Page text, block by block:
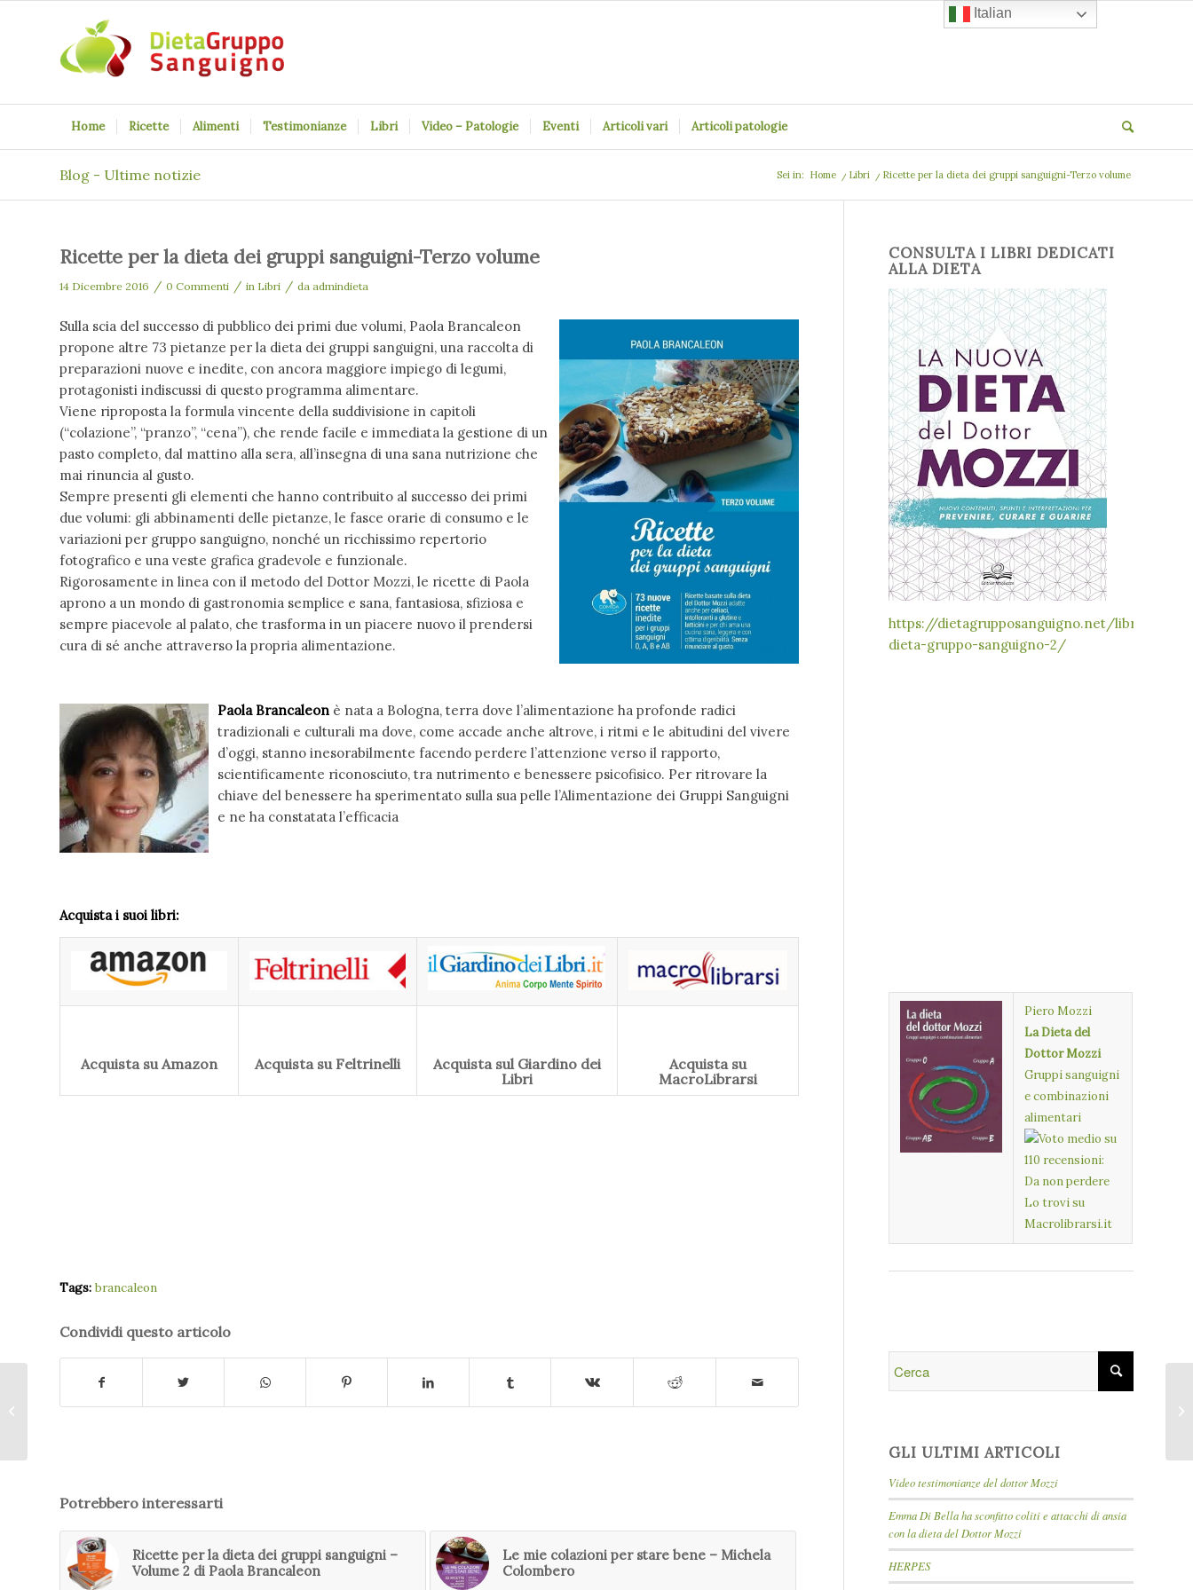
Home Ricette Alimenti Testimonianze Libri Video – Patologie Eventi Articoli vari Articoli patologie
Blog - Ultime notizie Sei in: Home / Libri / Ricette per la dieta dei gruppi sanguigni-Terzo volume
Ricette per la dieta dei gruppi sanguigni-Terzo volume
14 Dicembre 2016 / 0 Commenti / in Libri / da admindieta
Sulla scia del successo di pubblico dei primi due volumi, Paola Brancaleon
propone altre 73 pietanze per la dieta dei gruppi sanguigni, una raccolta di
preparazioni nuove e inedite, con ancora maggiore impiego di legumi,
protagonisti indiscussi di questo programma alimentare.
Viene riproposta la formula vincente della suddivisione in capitoli
(“colazione”, “pranzo”, “cena”), che rende facile e immediata la gestione di un
pasto completo, dal mattino alla sera, all’insegna di una sana nutrizione che
mai rinuncia al gusto.
Sempre presenti gli elementi che hanno contribuito al successo dei primi
due volumi: gli abbinamenti delle pietanze, le fasce orarie di consumo e le
variazioni per gruppo sanguigno, nonché un ricchissimo repertorio
fotografico e una veste grafica gradevole e funzionale.
Rigorosamente in linea con il metodo del Dottor Mozzi, le ricette di Paola
aprono a un mondo di gastronomia semplice e sana, fantasiosa, sfiziosa e
sempre piacevole al palato, che trasforma in un piacere nuovo il prendersi
cura di sé anche attraverso la propria alimentazione.
Paola Brancaleon è nata a Bologna, terra dove l’alimentazione ha profonde radici
tradizionali e culturali ma dove, come accade anche altrove, i ritmi e le abitudini del vivere
d’oggi, stanno inesorabilmente facendo perdere l’attenzione verso il rapporto,
scientificamente riconosciuto, tra nutrimento e benessere psicofisico. Per ritrovare la
chiave del benessere ha sperimentato sulla sua pelle l’Alimentazione dei Gruppi Sanguigni
e ne ha constatata l’efficacia
Acquista i suoi libri:
Acquista su Amazon Acquista su Feltrinelli
Acquista sul Giardino dei
Libri
Acquista su
MacroLibrarsi
Tags: brancaleon
Condividi questo articolo
Potrebbero interessarti
Ricette per la dieta dei gruppi sanguigni –
Volume 2 di Paola Brancaleon
Le mie colazioni per stare bene – Michela
Colombero
CONSULTA I LIBRI DEDICATI
ALLA DIETA
https://dietagrupposanguigno.net/libri-
dieta-gruppo-sanguigno-2/
Piero Mozzi
La Dieta del
Dottor Mozzi
Gruppi sanguigni
e combinazioni
alimentari
Lo trovi su
Macrolibrarsi.it
GLI ULTIMI ARTICOLI
Video testimonianze del dottor Mozzi
Emma Di Bella ha sconfitto coliti e attacchi di ansia
con la dieta del Dottor Mozzi
HERPES
Le mie colazioni per
stare bene – Michela
Italian